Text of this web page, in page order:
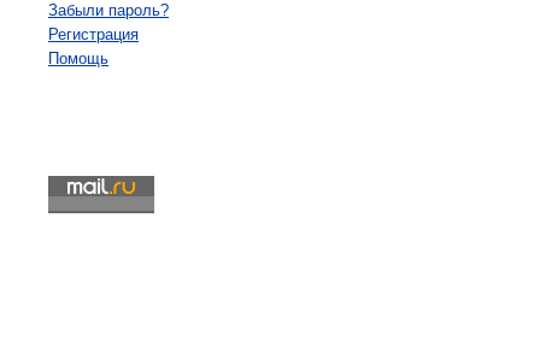
Забыли пароль?
Регистрация
Помощь